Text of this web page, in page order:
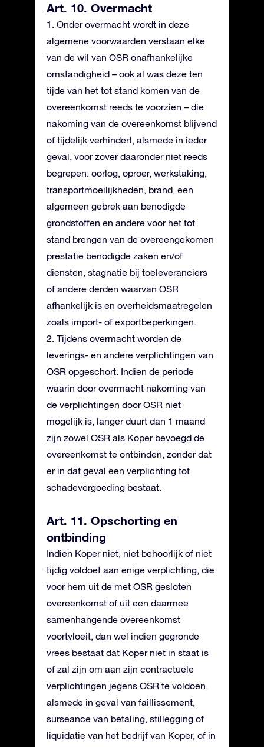
Art. 10. Overmacht
1. Onder overmacht wordt in deze
algemene voorwaarden verstaan elke
van de wil van OSR onafhankelijke
omstandigheid – ook al was deze ten
tijde van het tot stand komen van de
overeenkomst reeds te voorzien – die
nakoming van de overeenkomst blijvend
of tijdelijk verhindert, alsmede in ieder
geval, voor zover daaronder niet reeds
begrepen: oorlog, oproer, werkstaking,
transportmoeilijkheden, brand, een
algemeen gebrek aan benodigde
grondstoffen en andere voor het tot
stand brengen van de overeengekomen
prestatie benodigde zaken en/of
diensten, stagnatie bij toeleveranciers
of andere derden waarvan OSR
afhankelijk is en overheidsmaatregelen
zoals import- of exportbeperkingen.
2. Tijdens overmacht worden de
leverings- en andere verplichtingen van
OSR opgeschort. Indien de periode
waarin door overmacht nakoming van
de verplichtingen door OSR niet
mogelijk is, langer duurt dan 1 maand
zijn zowel OSR als Koper bevoegd de
overeenkomst te ontbinden, zonder dat
er in dat geval een verplichting tot
schadevergoeding bestaat.
Art. 11. Opschorting en
ontbinding
Indien Koper niet, niet behoorlijk of niet
tijdig voldoet aan enige verplichting, die
voor hem uit de met OSR gesloten
overeenkomst of uit een daarmee
samenhangende overeenkomst
voortvloeit, dan wel indien gegronde
vrees bestaat dat Koper niet in staat is
of zal zijn om aan zijn contractuele
verplichtingen jegens OSR te voldoen,
alsmede in geval van faillissement,
surseance van betaling, stillegging of
liquidatie van het bedrijf van Koper, of in